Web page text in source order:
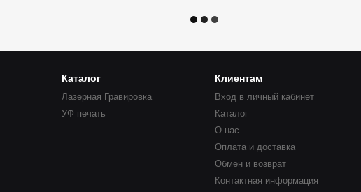
Каталог
Лазерная Гравировка
УФ печать
Клиентам
Вход в личный кабинет
Каталог
О нас
Оплата и доставка
Обмен и возврат
Контактная информация